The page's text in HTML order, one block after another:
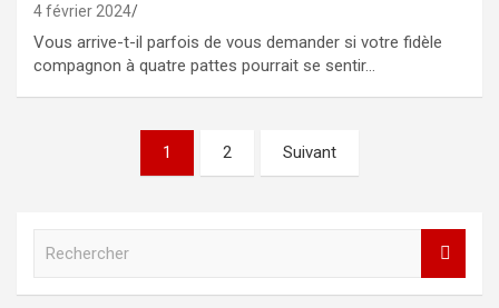
4 février 2024
Vous arrive-t-il parfois de vous demander si votre fidèle
compagnon à quatre pattes pourrait se sentir…
1 2 Suivant